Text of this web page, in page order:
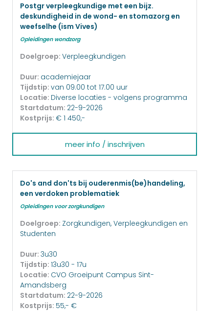
Postgr verpleegkundige met een bijz.
deskundigheid in de wond- en stomazorg en
weefselhe (ism Vives)
Opleidingen wondzorg
Doelgroep: Verpleegkundigen
Duur: academiejaar
Tijdstip: van 09.00 tot 17.00 uur
Locatie: Diverse locaties - volgens programma
Startdatum: 22-9-2026
Kostprijs: € 1 450,-
meer info / inschrijven
Do's and don'ts bij ouderenmis(be)handeling,
een verdoken problematiek
Opleidingen voor zorgkundigen
Doelgroep: Zorgkundigen, Verpleegkundigen en
Studenten
Duur: 3u30
Tijdstip: 13u30 - 17u
Locatie: CVO Groeipunt Campus Sint-
Amandsberg
Startdatum: 22-9-2026
Kostprijs: 55,- €